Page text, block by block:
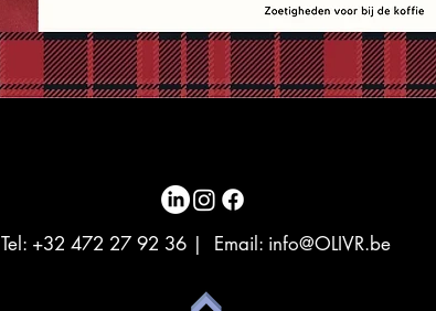
Tel: +32 472 27 92 36 | Email: info@OLIVR.be